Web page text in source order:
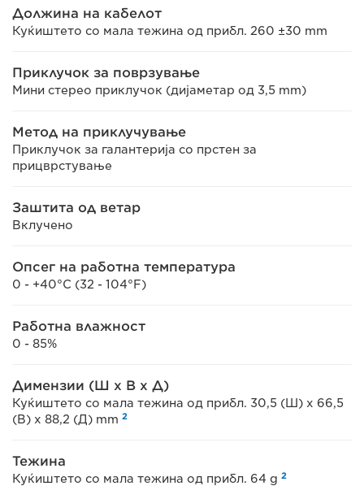
Должина на кабелот
Куќиштето со мала тежина од прибл. 260 ±30 mm
Приклучок за поврзување
Мини стерео приклучок (дијаметар од 3,5 mm)
Метод на приклучување
Приклучок за галантерија со прстен за
прицврстување
Заштита од ветар
Вклучено
Опсег на работна температура
0 - +40°C (32 - 104°F)
Работна влажност
0 - 85%
Димензии (Ш x В x Д)
Куќиштето со мала тежина од прибл. 30,5 (Ш) x 66,5
(В) x 88,2 (Д) mm 2
Тежина
Куќиштето со мала тежина од прибл. 64 g 2